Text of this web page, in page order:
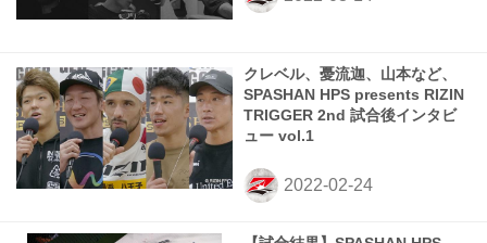
クレベル、憂流迦、山本など、
SPASHAN HPS presents RIZIN
TRIGGER 2nd 試合後インタビ
ュー vol.1